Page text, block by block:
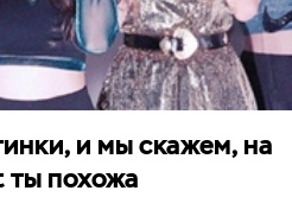
и мы скажем, на
ты похожа